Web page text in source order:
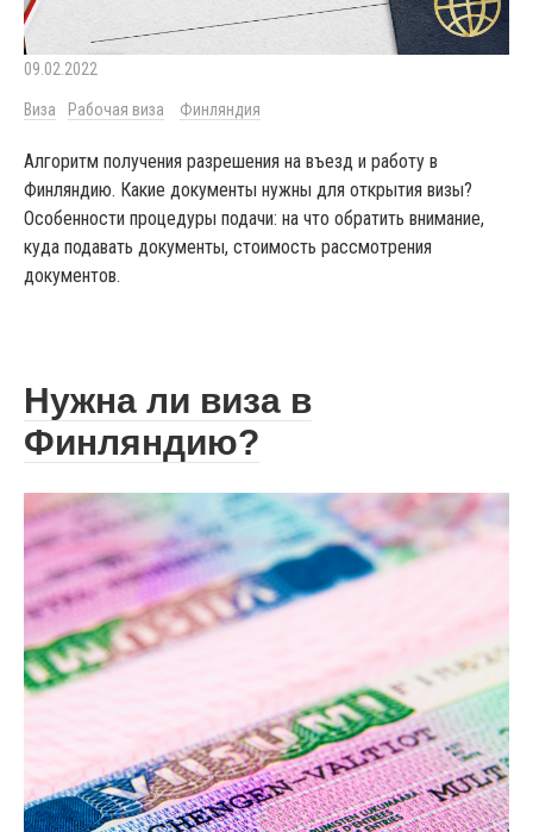
09.02.2022
Виза Рабочая виза Финляндия
Алгоритм получения разрешения на въезд и работу в
Финляндию. Какие документы нужны для открытия визы?
Особенности процедуры подачи: на что обратить внимание,
куда подавать документы, стоимость рассмотрения
документов.
Нужна ли виза в
Финляндию?